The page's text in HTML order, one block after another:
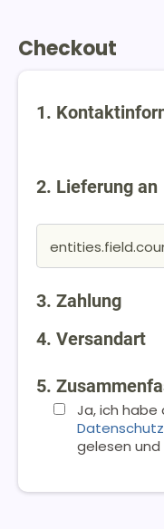
Checkout
1.
2. Lieferung an
3. Zahlung
4. Versandart
5.
Ja, ich habe
gelesen